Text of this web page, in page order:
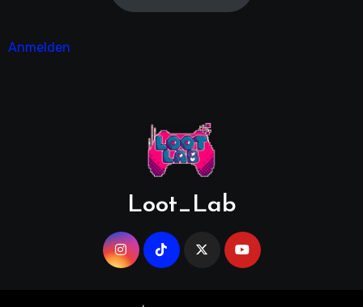
Anmelden
Loot_Lab